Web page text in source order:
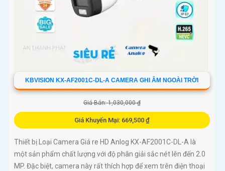
KBVISION KX-AF2001C-DL-A CAMERA GHI ÂM NGOÀI TRỜI
Giá Bán: 1,030,000 ₫
Giá Khuyến Mại: 669,500 ₫
Thiết bị Loại Camera Giá re HD Anlog KX-AF2001C-DL-A là
một sản phẩm chất lượng với độ phân giải sắc nét lên đến 2.0
MP. Đặc biệt, camera này rất thích hợp để xem trên điện thoại